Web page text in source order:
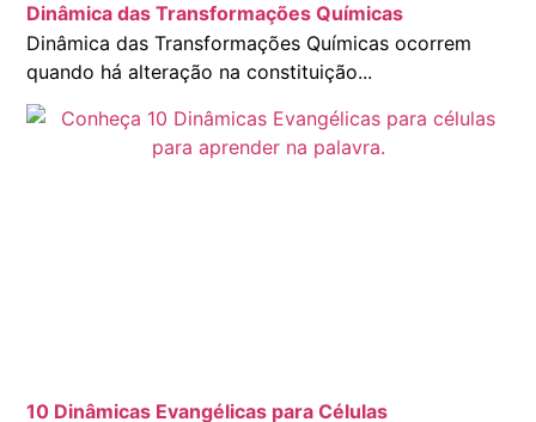
Dinâmica das Transformações Químicas
Dinâmica das Transformações Químicas ocorrem
quando há alteração na constituição...
10 Dinâmicas Evangélicas para Células